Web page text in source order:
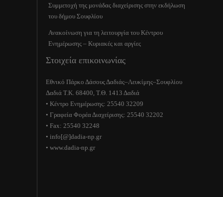
Συμμετοχή της μονάδας διαχείρισης στην εκδήλωση
του δήμου Σουφλίου
Ανακοίνωση για τη λειτουργία του Κέντρου
Ενημέρωσης – Κυριακές και αργίες
Στοιχεία επικοινωνίας
Εθνικό Πάρκο Δάσους Δαδιάς–Λευκίμης–Σουφλίου
Δαδιά Τ.Κ. 68400, Τ.Θ. 1413 Δαδιά
• Κέντρο Ενημέρωσης: 25540 32209
• Γραφεία Φορέα Διαχείρισης: 25540 32202
• Fax: 25540 32248
• info[@]dadia-np.gr
• www.dadia-np.gr